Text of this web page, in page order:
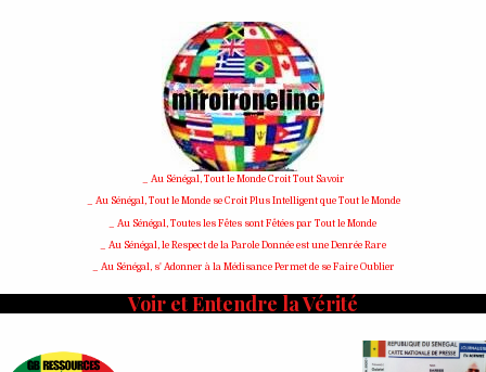
_ Au Sénégal, Tout le Monde Croit Tout Savoir
_ Au Sénégal, Tout le Monde se Croit Plus Intelligent que Tout le Monde
_ Au Sénégal, Toutes les Fêtes sont Fêtées par Tout le Monde
_ Au Sénégal, le Respect de la Parole Donnée est une Denrée Rare
_ Au Sénégal, s' Adonner à la Médisance Permet de se Faire Oublier
Voir et Entendre la Vérité